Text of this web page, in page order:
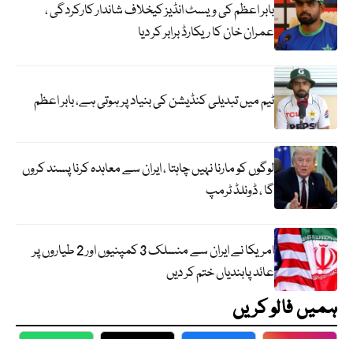
بابر اعظم کی ویسٹ انڈیز کیخلاف شاندار کارکردگی ،
عمران خان کا ریکارڈ برابر کر دیا
ٹیم میں تبدیلی کنڈیشن کی بنیاد پر ہوتی ہے، بابر اعظم
لوگوں کو مارنا نہیں چاہتا ، ایران سے معاہدہ کرنا پسند کروں
گا ، ڈونلڈ ٹرمپ
امریکا نے ایران سے منسلک 3 کمپنیوں اور 2 طیاروں پر
عائد پابندیاں ختم کر دیں
ہمیں فالو کریں